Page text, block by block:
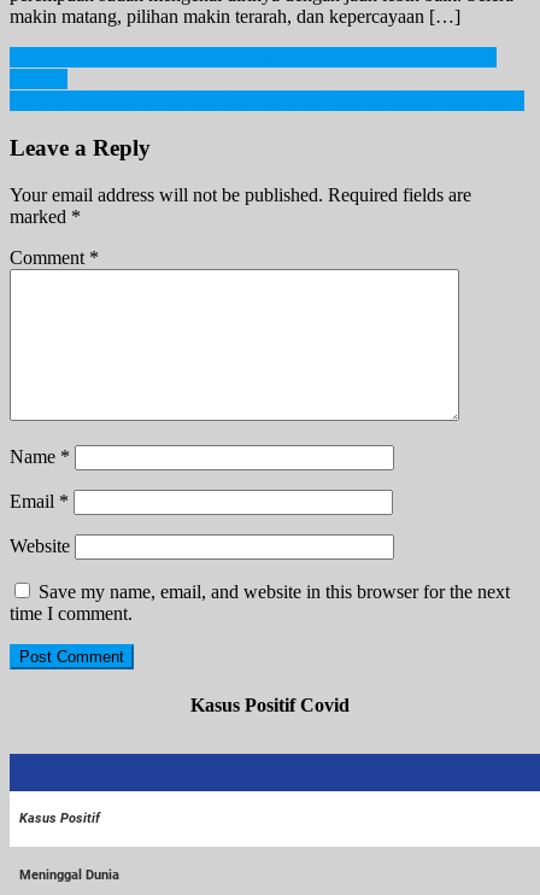
makin matang, pilihan makin terarah, dan kepercayaan […]
Post
navigation
Leave a Reply
Your email address will not be published. Required fields are
marked *
Comment *
Name *
Email *
Website
Save my name, email, and website in this browser for the next
time I comment.
Kasus Positif Covid